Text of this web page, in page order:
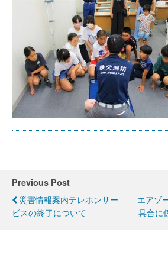
Previous Post
災害情報案内テレホンサー
ビスの終了について
エアゾ
具合に